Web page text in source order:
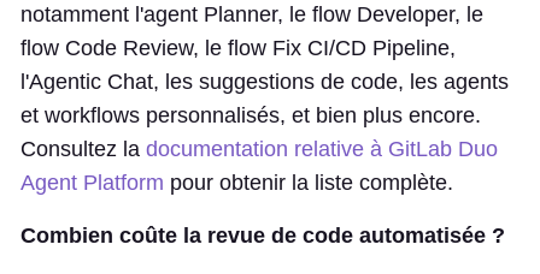
notamment l'agent Planner, le flow Developer, le
flow Code Review, le flow Fix CI/CD Pipeline,
l'Agentic Chat, les suggestions de code, les agents
et workflows personnalisés, et bien plus encore.
Consultez la documentation relative à GitLab Duo
Agent Platform pour obtenir la liste complète.
Combien coûte la revue de code automatisée ?